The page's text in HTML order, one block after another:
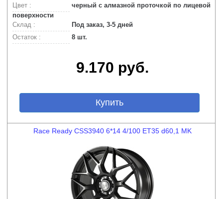
Цвет :
черный с алмазной проточкой по лицевой
поверхности
Склад :
Под заказ, 3-5 дней
Остаток :
8 шт.
9.170 руб.
Купить
Race Ready CSS3940 6*14 4/100 ET35 d60,1 MK